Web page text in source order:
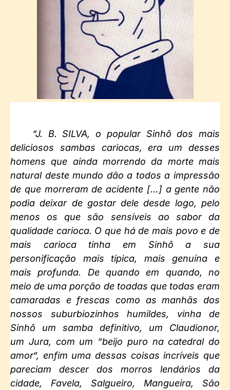
“J. B. SILVA, o popular Sinhô dos mais
deliciosos sambas cariocas, era um desses
homens que ainda morrendo da morte mais
natural deste mundo dão a todos a impressão
de que morreram de acidente […] a gente não
podia deixar de gostar dele desde logo, pelo
menos os que são sensíveis ao sabor da
qualidade carioca. O que há de mais povo e de
mais carioca tinha em Sinhô a sua
personificação mais típica, mais genuína e
mais profunda. De quando em quando, no
meio de uma porção de toadas que todas eram
camaradas e frescas como as manhãs dos
nossos suburbiozinhos humildes, vinha de
Sinhô um samba definitivo, um Claudionor,
um Jura, com um “beijo puro na catedral do
amor“, enfim uma dessas coisas incríveis que
pareciam descer dos morros lendários da
cidade, Favela, Salgueiro, Mangueira, São